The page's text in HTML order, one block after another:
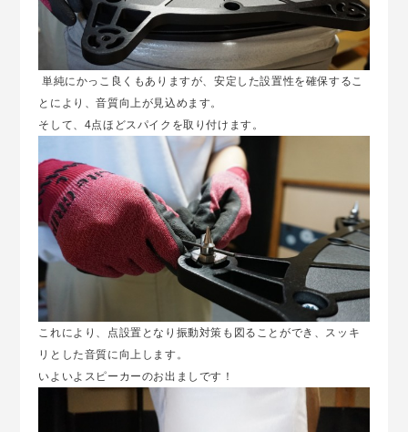
単純にかっこ良くもありますが、安定した設置性を確保するこ
とにより、音質向上が見込めます。
そして、4点ほどスパイクを取り付けます。
これにより、点設置となり振動対策も図ることができ、スッキ
リとした音質に向上します。
いよいよスピーカーのお出ましです！